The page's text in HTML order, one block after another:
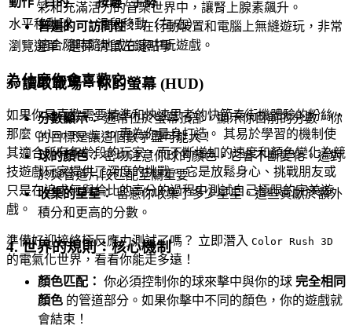
彩和充滿活力的音樂世界中，讓腎上腺素飆升。
普遍的可訪問性：在行動裝置和電腦上無縫遊玩，非常
適合隨時隨地或在家中玩遊戲。
為什麼你會喜歡它
如果你是喜歡需要精準和快速思考的快節奏街機體驗的粉絲，
那麼 Color Rush 3D專為你量身打造。 其易於學習的機制使
其適合所有年齡段的玩家，而不斷增加的速度和顏色變化為競
技遊戲玩家提供了深度的挑戰。 它是放鬆身心、挑戰朋友或
只是在追求無與倫比的高分的過程中測試自己極限的完美遊
戲。
準備好迎接終極反應力測試了嗎？ 立即潛入 Color Rush 3D
的電氣化世界，看看你能走多遠！
水平移動球
滑鼠移動（左/右）
瀏覽選單 / 選擇 滑鼠左鍵點擊
3. 讀取戰場：你的螢幕 (HUD)
分數顯示：通常位於螢幕頂部，顯示你目前的分數。你
的目標是讓這個數字盡可能大！
球的顏色：密切注意你球的顏色，它會不斷變化。這對
於與管道片段匹配至關重要。
收集的星星：留意你收集了多少星星。這些貢獻於額外
積分和更高的分數。
4. 世界的規則：核心機制
顏色匹配： 你必須控制你的球來擊中與你的球 完全相同
顏色 的管道部分。如果你擊中不同的顏色，你的遊戲就
會結束！